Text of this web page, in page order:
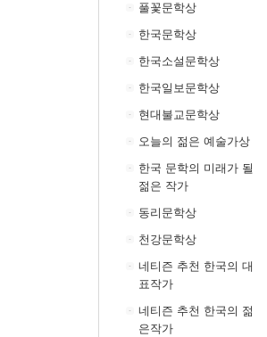
풀꽃문학상
한국문학상
한국소설문학상
한국일보문학상
현대불교문학상
오늘의 젊은 예술가상
한국 문학의 미래가 될
젊은 작가
동리문학상
천강문학상
네티즌 추천 한국의 대
표작가
네티즌 추천 한국의 젊
은작가